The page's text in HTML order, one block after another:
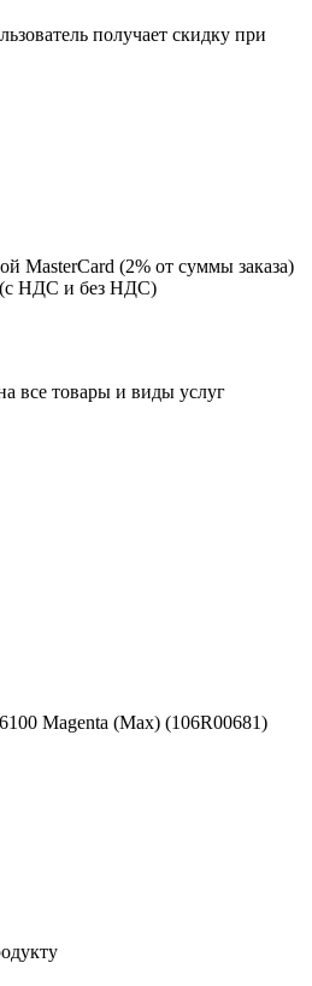
получает скидку при
MasterCard (2% от суммы заказа)
(с НДС и без НДС)
все товары и виды услуг
Magenta (Max) (106R00681)